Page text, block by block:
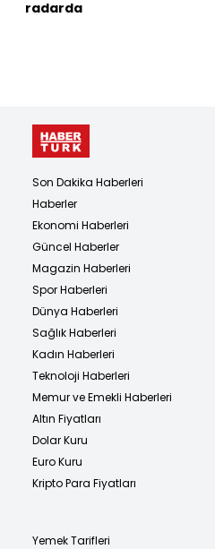
radarda
Son Dakika Haberleri
Haberler
Ekonomi Haberleri
Güncel Haberler
Magazin Haberleri
Spor Haberleri
Dünya Haberleri
Sağlık Haberleri
Kadın Haberleri
Teknoloji Haberleri
Memur ve Emekli Haberleri
Altın Fiyatları
Dolar Kuru
Euro Kuru
Kripto Para Fiyatları
Yemek Tarifleri